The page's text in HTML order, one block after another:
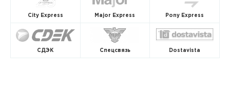
City Express Major Express Pony Express
СДЭК Спецсвязь Dostavista